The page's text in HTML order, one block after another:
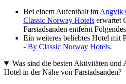
Bei einem Aufenthalt im Angvik
Classic Norway Hotels erwartet
Farstadsanden entfernt
Ein weiteres beliebtes Hotel mit
- By Classic Norway Hotels.
Was sind die besten Aktivitäten und
Hotel in der Nähe von Farstadsanden?